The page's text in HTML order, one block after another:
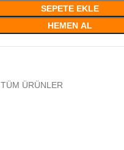
SEPETE EKLE
HEMEN AL
TÜM ÜRÜNLER